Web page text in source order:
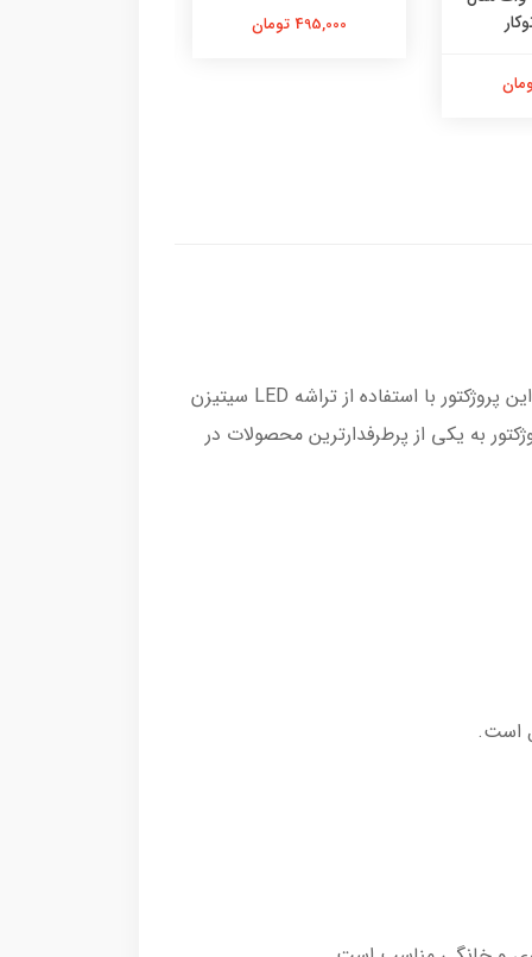
495,000 تومان
پروژکتور 15 وات سیتیزن مدل پایه دار نچرال یکی از بهترین گزینه‌ها برای تأمین روشنایی در محیط‌های مختلف است. این پروژکتور با استفاده از تراشه LED سیتیزن
به یکی از پرطرفدارترین محصولات در